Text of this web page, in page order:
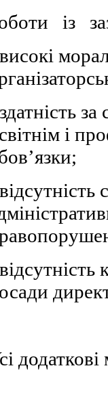
із
високі
здатність
і
відсутність
додаткові